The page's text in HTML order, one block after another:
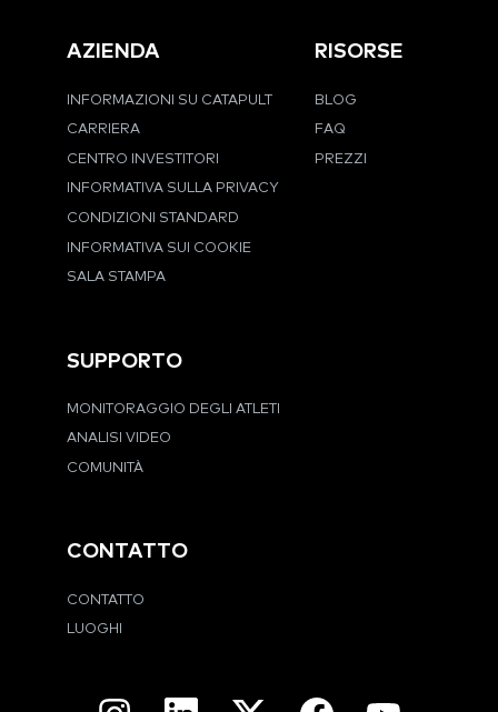
AZIENDA
INFORMAZIONI SU CATAPULT
CARRIERA
CENTRO INVESTITORI
INFORMATIVA SULLA PRIVACY
CONDIZIONI STANDARD
INFORMATIVA SUI COOKIE
SALA STAMPA
RISORSE
BLOG
FAQ
PREZZI
SUPPORTO
MONITORAGGIO DEGLI ATLETI
ANALISI VIDEO
COMUNITÀ
CONTATTO
CONTATTO
LUOGHI